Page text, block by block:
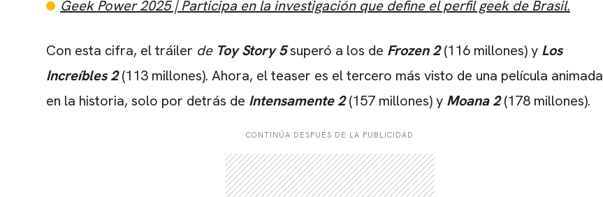
Geek Power 2025 | Participa en la investigación que define el perfil geek de Brasil.
Con esta cifra, el tráiler de Toy Story 5superó a los de Frozen 2(116 millones) y Los
Increíbles 2(113 millones). Ahora, el teaser es el tercero más visto de una película animada
en la historia, solo por detrás de Intensamente 2(157 millones) y Moana 2(178 millones).
CONTINÚA DESPUÉS DE LA PUBLICIDAD